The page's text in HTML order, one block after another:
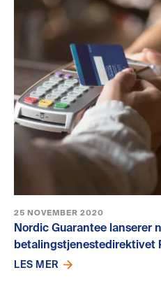
25 NOVEMBER 2020
Nordic Guarantee lanserer
betalingstjenestedirektivet
LES MER